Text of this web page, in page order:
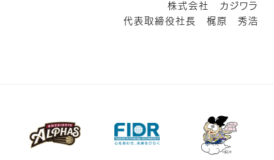
株式会社 カジワラ
代表取締役社長 梶原 秀浩